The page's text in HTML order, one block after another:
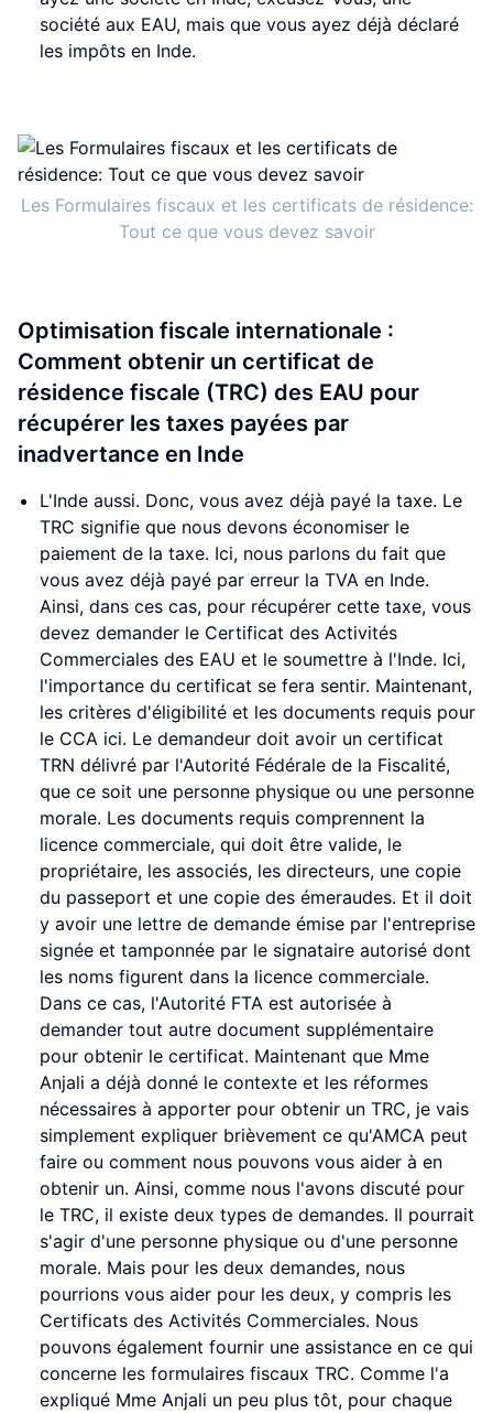
société aux EAU, mais que vous ayez déjà déclaré
les impôts en Inde.
Les Formulaires fiscaux et les certificats de résidence:
Tout ce que vous devez savoir
Optimisation fiscale internationale :
Comment obtenir un certificat de
résidence fiscale (TRC) des EAU pour
récupérer les taxes payées par
inadvertance en Inde
L'Inde aussi. Donc, vous avez déjà payé la taxe. Le
TRC signifie que nous devons économiser le
paiement de la taxe. Ici, nous parlons du fait que
vous avez déjà payé par erreur la TVA en Inde.
Ainsi, dans ces cas, pour récupérer cette taxe, vous
devez demander le Certificat des Activités
Commerciales des EAU et le soumettre à l'Inde. Ici,
l'importance du certificat se fera sentir. Maintenant,
les critères d'éligibilité et les documents requis pour
le CCA ici. Le demandeur doit avoir un certificat
TRN délivré par l'Autorité Fédérale de la Fiscalité,
que ce soit une personne physique ou une personne
morale. Les documents requis comprennent la
licence commerciale, qui doit être valide, le
propriétaire, les associés, les directeurs, une copie
du passeport et une copie des émeraudes. Et il doit
y avoir une lettre de demande émise par l'entreprise
signée et tamponnée par le signataire autorisé dont
les noms figurent dans la licence commerciale.
Dans ce cas, l'Autorité FTA est autorisée à
demander tout autre document supplémentaire
pour obtenir le certificat. Maintenant que Mme
Anjali a déjà donné le contexte et les réformes
nécessaires à apporter pour obtenir un TRC, je vais
simplement expliquer brièvement ce qu'AMCA peut
faire ou comment nous pouvons vous aider à en
obtenir un. Ainsi, comme nous l'avons discuté pour
le TRC, il existe deux types de demandes. Il pourrait
s'agir d'une personne physique ou d'une personne
morale. Mais pour les deux demandes, nous
pourrions vous aider pour les deux, y compris les
Certificats des Activités Commerciales. Nous
pouvons également fournir une assistance en ce qui
concerne les formulaires fiscaux TRC. Comme l'a
expliqué Mme Anjali un peu plus tôt, pour chaque